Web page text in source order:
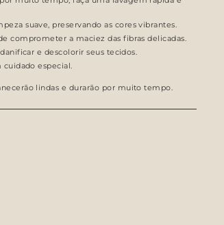
suave, preservando as cores vibrantes.
comprometer a maciez das fibras delicadas.
e descolorir seus tecidos.
cuidado especial.
lindas e durarão por muito tempo.